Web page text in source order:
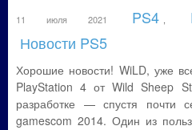
11 июля 2021 PS4
Новости PS5
Хорошие новости! WiLD, уже
PlayStation 4 от Wild Sheep
разработке — спустя почти
gamescom 2014. Один из